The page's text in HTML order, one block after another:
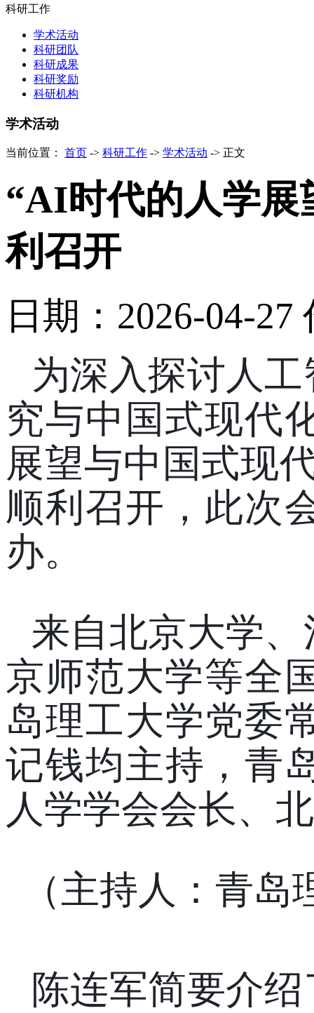
科研工作
学术活动
科研团队
科研成果
科研奖励
科研机构
学术活动
当前位置： 首页 -> 科研工作 -> 学术活动 -> 正文
“AI时代的人学展
利召开
日期：2026-04-27
为深入探讨人
究与中国式现代
展望与中国式现
顺利召开 ， 此次
办。
来自北京大学
京师范大学等全
岛理工大学党委
记钱均主持，青
人学学会会长、
（主持人： 青岛
陈连军简要介